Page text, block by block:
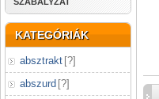
KATEGÓRIÁK
absztrakt [?]
abszurd [?]